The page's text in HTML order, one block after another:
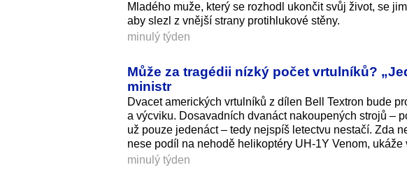
Mladého muže, který se rozhodl ukončit svůj život, se
aby slezl z vnější strany protihlukové stěny.
minulý týden
Může za tragédii nízký počet vrtulníků?
ministr
Dvacet amerických vrtulníků z dílen Bell Textron bude
a výcviku. Dosavadních dvanáct nakoupených strojů –
už pouze jedenáct – tedy nejspíš letectvu nestačí. Zda
nese podíl na nehodě helikoptéry UH-1Y Venom, ukáže
minulý týden